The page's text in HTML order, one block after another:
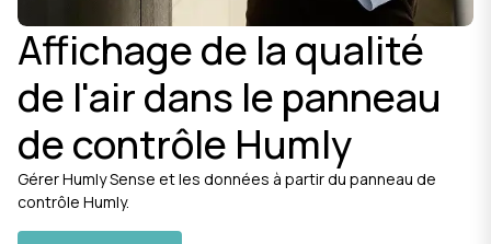
Affichage de la qualité
de l'air dans le panneau
de contrôle Humly
Gérer Humly Sense et les données à partir du panneau de
contrôle Humly.